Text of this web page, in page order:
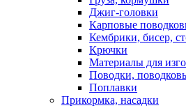
Джиг-головки
Карповые
Кембрики, бисер,
Крючки
Материалы для
Поводки,
Поплавки
Прикормка, насадки